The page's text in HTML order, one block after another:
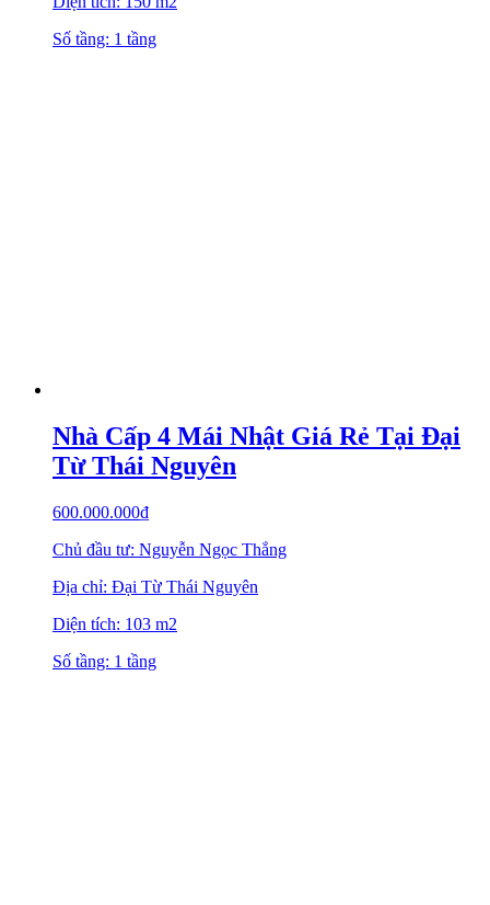
Số tầng: 1 tầng
Nhà Cấp 4 Mái Nhật Giá Rẻ Tại Đại
Từ Thái Nguyên
600.000.000₫
Chủ đầu tư: Nguyễn Ngọc Thắng
Địa chỉ: Đại Từ Thái Nguyên
Diện tích: 103 m2
Số tầng: 1 tầng